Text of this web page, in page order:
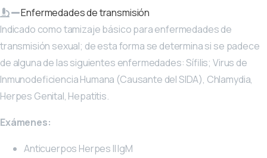
Enfermedades de transmisión
Indicado como tamizaje básico para enfermedades de
transmisión sexual; de esta forma se determina si se padece
de alguna de las siguientes enfermedades: Sífilis; Virus de
Inmunodeficiencia Humana (Causante del SIDA), Chlamydia,
Herpes Genital, Hepatitis.
Exámenes:
Anticuerpos Herpes II IgM